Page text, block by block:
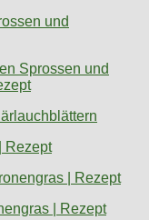
Sprossen und
Rezept
| Rezept